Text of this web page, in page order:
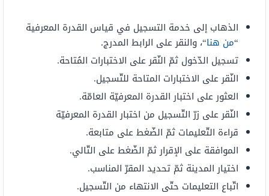
الذهاب إلى خدمة التسجيل في قياس القدرة المعرفية
“من هنا“، والنقر على الرابط المدرج.
تسجيل الدّخول ثمّ النّقر على الاختبارات المُتاحة.
النّقر على الاختبارات المتاحة للتّسجيل.
العثور على اختبار القدرة المعرفيّة العامّة.
النّقر على زرّ التّسجيل من اختبار القدرة المعرفيّة
قراءة التّعليمات ثمّ الضّغط على متابعة.
الموافقة على الإقرار ثمّ الضّغط على التّالي.
اختيار المدينة ثمّ تحديد المقرّ المناسب.
اتّباع التعليمات حتّى الانتهاء من التّسجيل.